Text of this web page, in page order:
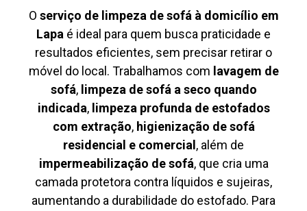
O serviço de limpeza de sofá à domicílio em
Lapa é ideal para quem busca praticidade e
resultados eficientes, sem precisar retirar o
móvel do local. Trabalhamos com lavagem de
sofá, limpeza de sofá a seco quando
indicada, limpeza profunda de estofados
com extração, higienização de sofá
residencial e comercial , além de
impermeabilização de sofá, que cria uma
camada protetora contra líquidos e sujeiras,
aumentando a durabilidade do estofado. Para